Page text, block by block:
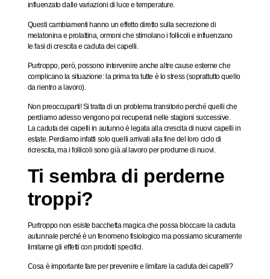
influenzato dalle variazioni di luce e temperature.
Questi cambiamenti hanno un effetto diretto sullasecrezione di
melatonina e prolattina , ormoni che stimolano i follicoli e influenzano
lefasi di crescita e caduta dei capelli
Purtroppo, però, possono intervenire anche altre cause esterne che
complicano la situazione: la prima tra tutte è lo stress (soprattutto quello
da rientro a lavoro).
Non preoccuparti! Si tratta di un problema transitorioperché quelli che
perdiamo adesso vengono poi recuperati nelle stagioni successive.
Lacaduta dei capelli in autunnoè legata alla crescita di nuovi capelli in
estate. Perdiamo infatti solo quelli arrivati alla fine del loro ciclo di
ricrescita, ma i follicoli sono già al lavoro per produrne di nuovi.
Ti sembra di perderne
troppi?
Purtroppo non esiste bacchetta magica che possabloccare la caduta
autunnale perché è un fenomeno fisiologico ma possiamo sicuramente
limitarne gli effetti con prodotti specifici
Cosa è importante fare per prevenire e limitare la caduta dei capelli?